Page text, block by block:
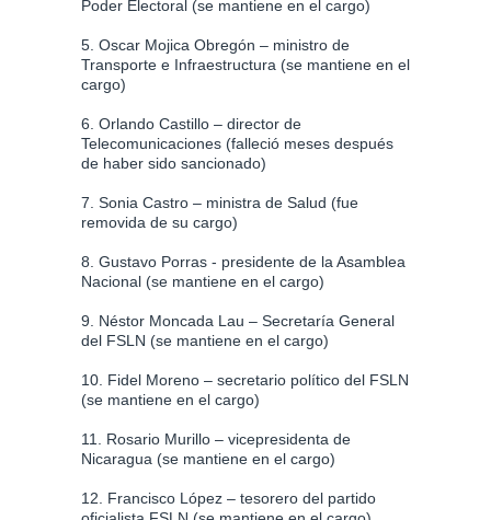
Poder Electoral (se mantiene en el cargo)
5. Oscar Mojica Obregón – ministro de
Transporte e Infraestructura (se mantiene en el
cargo)
6. Orlando Castillo – director de
Telecomunicaciones (falleció meses después
de haber sido sancionado)
7. Sonia Castro – ministra de Salud (fue
removida de su cargo)
8. Gustavo Porras - presidente de la Asamblea
Nacional (se mantiene en el cargo)
9. Néstor Moncada Lau – Secretaría General
del FSLN (se mantiene en el cargo)
10. Fidel Moreno – secretario político del FSLN
(se mantiene en el cargo)
11. Rosario Murillo – vicepresidenta de
Nicaragua (se mantiene en el cargo)
12. Francisco López – tesorero del partido